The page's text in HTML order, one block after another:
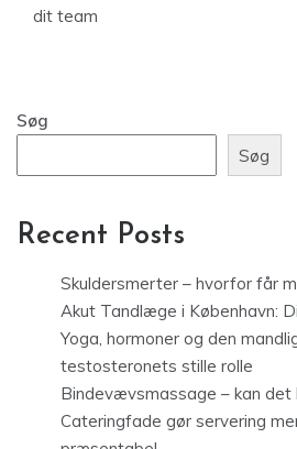
dit team
Søg
Søg
Recent Posts
Skuldersmerter – hvorfor får
Akut Tandlæge i København:
Yoga, hormoner og den
testosteronets stille rolle
Bindevævsmassage – kan
Cateringfade gør servering